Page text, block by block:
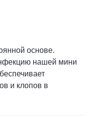
основе.
нашей мини
и клопов в